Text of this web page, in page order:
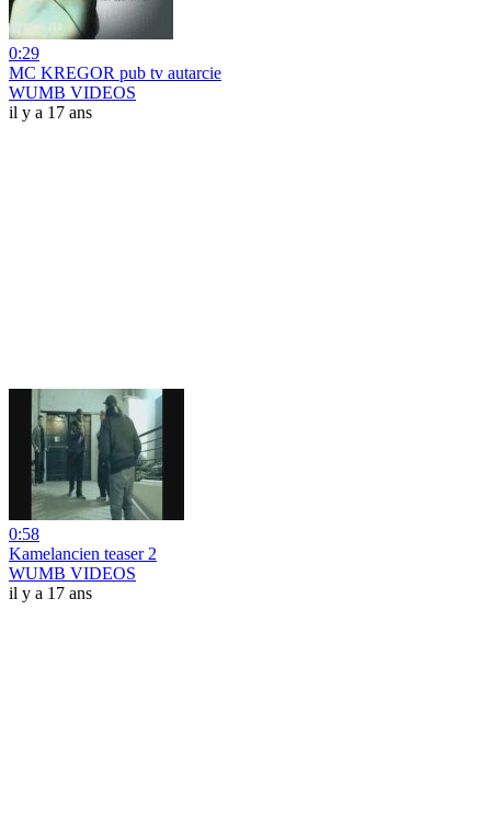
0:29
MC KREGOR pub tv autarcie
WUMB VIDEOS
il y a 17 ans
0:58
Kamelancien teaser 2
WUMB VIDEOS
il y a 17 ans